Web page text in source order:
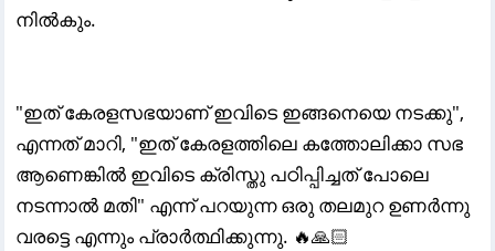
നിൽകും.
"ഇത് കേരളസഭയാണ് ഇവിടെ ഇങ്ങനെയെ നടക്കു",
എന്നത് മാറി, "ഇത് കേരളത്തിലെ കത്തോലിക്കാ സഭ
ആണെങ്കിൽ ഇവിടെ ക്രിസ്തു പഠിപ്പിച്ചത് പോലെ
നടന്നാൽ മതി" എന്ന് പറയുന്ന ഒരു തലമുറ ഉണർന്നു
വരട്ടെ എന്നും പ്രാർത്ഥിക്കുന്നു. 🔥🙏🏻